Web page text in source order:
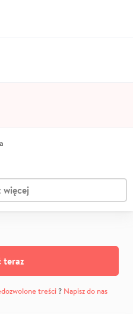
więcej
teraz
treści? Napisz do nas